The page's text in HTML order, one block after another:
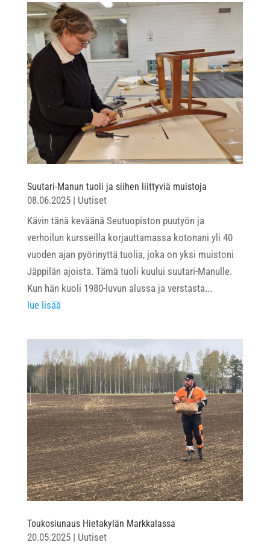
Suutari-Manun tuoli ja siihen liittyviä muistoja
08.06.2025| Uutiset
Kävin tänä keväänä Seutuopiston puutyön ja
verhoilun kursseilla korjauttamassa kotonani yli 40
vuoden ajan pyörinyttä tuolia, joka on yksi muistoni
Jäppilän ajoista. Tämä tuoli kuului suutari-Manulle.
Kun hän kuoli 1980-luvun alussa ja verstasta...
lue lisää
Toukosiunaus Hietakylän Markkalassa
20.05.2025| Uutiset